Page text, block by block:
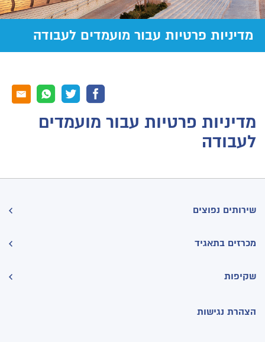
מדיניות פרטיות עבור מועמדים לעבודה
מדיניות פרטיות עבור מועמדים
לעבודה
שירותים נפוצים
מכרזים בתאגיד
שקיפות
הצהרת נגישות